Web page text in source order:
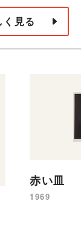
く見る
赤い皿
1969